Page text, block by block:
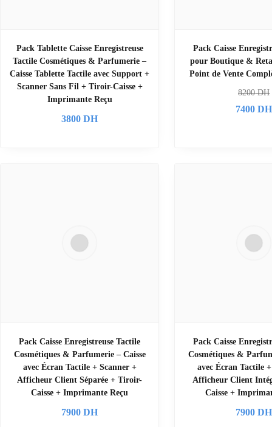
Pack Tablette Caisse Enregistreuse
Tactile Cosmétiques & Parfumerie –
Caisse Tablette Tactile avec Support +
Scanner Sans Fil + Tiroir-Caisse +
Imprimante Reçu
3800 DH
Pack Caisse
pour Boutique &
Point de Vente
8200DH
7400 DH
Pack Caisse Enregistreuse Tactile
Cosmétiques & Parfumerie – Caisse
avec Écran Tactile + Scanner +
Afficheur Client Séparée + Tiroir-
Caisse + Imprimante Reçu
7900 DH
Pack Caisse
Cosmétiques &
avec Écran Tactile
Afficheur Client
Caisse +
7900 DH